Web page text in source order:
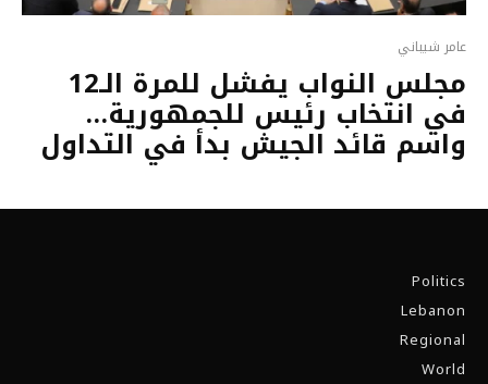
عامر شيباني
مجلس النواب يفشل للمرة الـ12
في انتخاب رئيس للجمهورية…
واسم قائد الجيش بدأ في التداول
Politics
Lebanon
Regional
World